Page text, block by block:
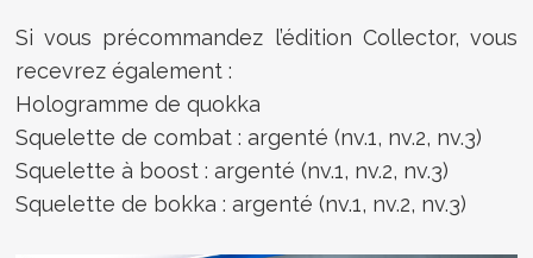
Si vous précommandez l’édition Collector, vous
recevrez également :
Hologramme de quokka
Squelette de combat : argenté (nv.1, nv.2, nv.3)
Squelette à boost : argenté (nv.1, nv.2, nv.3)
Squelette de bokka : argenté (nv.1, nv.2, nv.3)